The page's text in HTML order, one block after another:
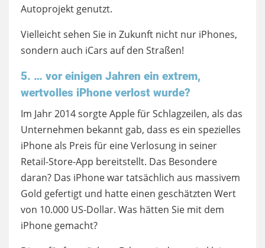
Autoprojekt genutzt.
Vielleicht sehen Sie in Zukunft nicht nur iPhones,
sondern auch iCars auf den Straßen!
5. … vor einigen Jahren ein extrem,
wertvolles iPhone verlost wurde?
Im Jahr 2014 sorgte Apple für Schlagzeilen, als das
Unternehmen bekannt gab, dass es ein spezielles
iPhone als Preis für eine Verlosung in seiner
Retail-Store-App bereitstellt. Das Besondere
daran? Das iPhone war tatsächlich aus massivem
Gold gefertigt und hatte einen geschätzten Wert
von 10.000 US-Dollar. Was hätten Sie mit dem
iPhone gemacht?